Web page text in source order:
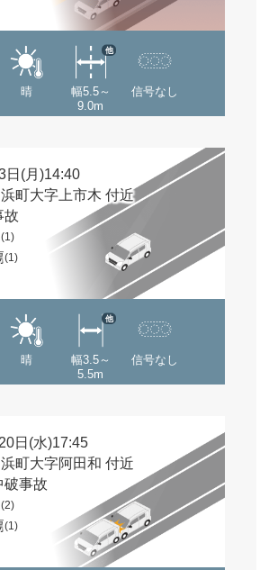
晴
幅5.5～
9.0m
他
信号なし
日(月)14:40
町大字上市木 付近
故
(1)
(1)
晴
幅3.5～
5.5m
他
信号なし
日(水)17:45
町大字阿田和 付近
破事故
(2)
(1)